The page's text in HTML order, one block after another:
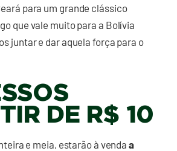
para um grande clássico
que vale muito para a Bolívia
juntar e dar aquela força para o
DE R$ 10
e meia, estarão à vendaa